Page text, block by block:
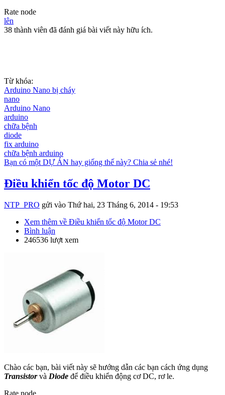
Rate node
lên
38 thành viên đã đánh giá bài viết này hữu ích.
Từ khóa:
Arduino Nano bị cháy
nano
Arduino Nano
arduino
chữa bệnh
diode
fix arduino
chữa bệnh arduino
Bạn có một DỰ ÁN hay giống thế này? Chia sẻ nhé!
Điều khiển tốc độ Motor DC
NTP_PRO gửi vào Thứ hai, 23 Tháng 6, 2014 - 19:53
Xem thêm về Điều khiển tốc độ Motor DC
Bình luận
246536 lượt xem
Chào các bạn, bài viết này sẽ hướng dẫn các bạn cách ứng dụng
Transistorvà Diode để điều khiển động cơ DC, rơ le.
Rate node